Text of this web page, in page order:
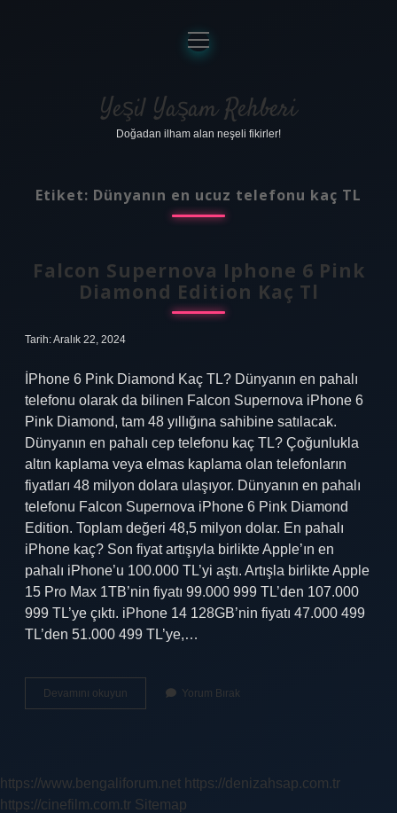
Anasayfa
Gizlilik Politikası
Yasal Uyarı
menüyü
aç
Yeşil Yaşam Rehberi
Doğadan ilham alan neşeli fikirler!
Etiket: Dünyanın en ucuz telefonu kaç TL
Falcon Supernova Iphone 6 Pink
Diamond Edition Kaç Tl
Tarih: Aralık 22, 2024
İPhone 6 Pink Diamond Kaç TL? Dünyanın en pahalı
telefonu olarak da bilinen Falcon Supernova iPhone 6
Pink Diamond, tam 48 yıllığına sahibine satılacak.
Dünyanın en pahalı cep telefonu kaç TL? Çoğunlukla
altın kaplama veya elmas kaplama olan telefonların
fiyatları 48 milyon dolara ulaşıyor. Dünyanın en pahalı
telefonu Falcon Supernova iPhone 6 Pink Diamond
Edition. Toplam değeri 48,5 milyon dolar. En pahalı
iPhone kaç? Son fiyat artışıyla birlikte Apple’ın en
pahalı iPhone’u 100.000 TL’yi aştı. Artışla birlikte Apple
15 Pro Max 1TB’nin fiyatı 99.000 999 TL’den 107.000
999 TL’ye çıktı. iPhone 14 128GB’nin fiyatı 47.000 499
TL’den 51.000 499 TL’ye,…
Devamını okuyun
Supernova
Edition
Kaç
Yorum Bırak
https://www.bengaliforum.net https://denizahsap.com.tr
https://cinefilm.com.tr Sitemap